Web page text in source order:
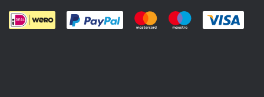
Je rekent gemakkelijk af met Paypal
Je rekent gemakkelijk af met
Je rekent